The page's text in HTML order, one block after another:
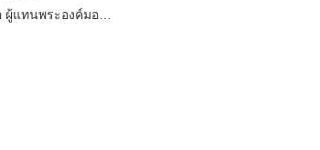
ผู้แทนพระองค์มอ…